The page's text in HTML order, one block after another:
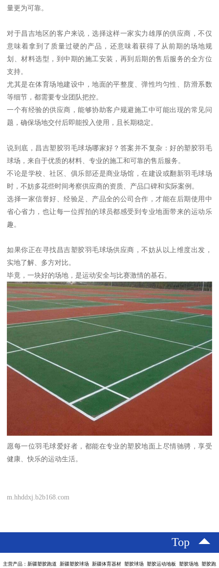
量更为可靠。
对于昌吉地区的客户来说，选择这样一家实力雄厚的供应商，不仅
意味着拿到了质量过硬的产品，还意味着获得了从前期的场地规
划、材料选型，到中期的施工安装，再到后期的售后服务的全方位
支持。
尤其是在体育场地建设中，地面的平整度、弹性均匀性、防滑系数
等细节，都需要专业团队把控。
一个有经验的供应商，能够协助客户规避施工中可能出现的常见问
题，确保场地交付后即能投入使用，且长期稳定。
说到底，昌吉塑胶羽毛球场哪家好？答案并不复杂：好的塑胶羽毛
球场，来自于优质的材料、专业的施工和可靠的售后服务。
不论是学校、社区、俱乐部还是商业场馆，在建设或翻新羽毛球场
时，不妨多花些时间考察供应商的资质、产品口碑和实际案例。
选择一家信誉好、经验足、产品全的公司合作，才能在后期使用中
省心省力，也让每一位挥拍的球员都感受到专业地面带来的运动乐
趣。
如果你正在寻找昌吉塑胶羽毛球场供应商，不妨从以上维度出发，
实地了解、多方对比。
毕竟，一块好的场地，是运动安全与比赛激情的基石。
愿每一位羽毛球爱好者，都能在专业的塑胶地面上尽情驰骋，享受
健康、快乐的运动生活。
m.hhddxj.b2b168.com
Top
主营产品：新疆塑胶跑道 新疆塑胶球场 新疆体育器材 塑胶球场 塑胶运动地板 塑胶场地 塑胶跑